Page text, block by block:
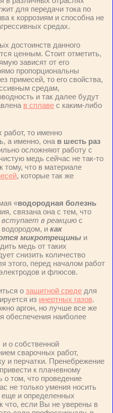
для передачи тока по
к коррозиям и способна не
средах.
достоинств данного
ценным. Стоит отметить,
зависят от его
пропорциональны
примесей, то его свойства,
средам,
и так далее будут
в сплаве с каким-либо
работ, то именно
а именно, она в шесть раз
осложняют работу с
медь сейчас не так-то
тому, что в материале
, которые так же
«водородная болезнь
связана она с тем, что
в реакцию с
и как
микротрещины и
медь от таких
снизить количество
этого, перед началом работ
и флюсов.
о защитной среде для
из инертных газов.
аргон, но лучше все же
обеспечения наиболее
о собственной
сварочных работ,
и перчатки. Пренебрежение
к плачевному
о том, что проведение
не только умения носить
и определенных
что, если Вы не уверены в